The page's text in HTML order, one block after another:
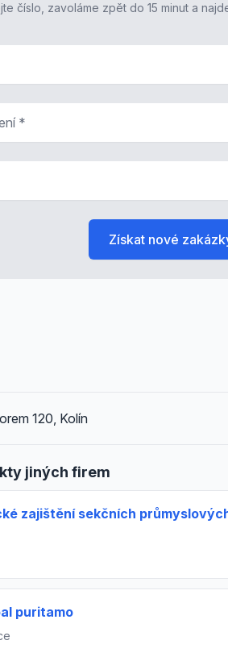
120, Kolín
jiných firem
zajištění sekčních
puritamo
číslo, zavoláme zpět do 15 minut a
Získat nové